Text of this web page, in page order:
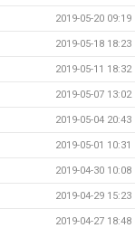
2019-05-20 09:19
2019-05-18 18:23
2019-05-11 18:32
2019-05-07 13:02
2019-05-04 20:43
2019-05-01 10:31
2019-04-30 10:08
2019-04-29 15:23
2019-04-27 18:48